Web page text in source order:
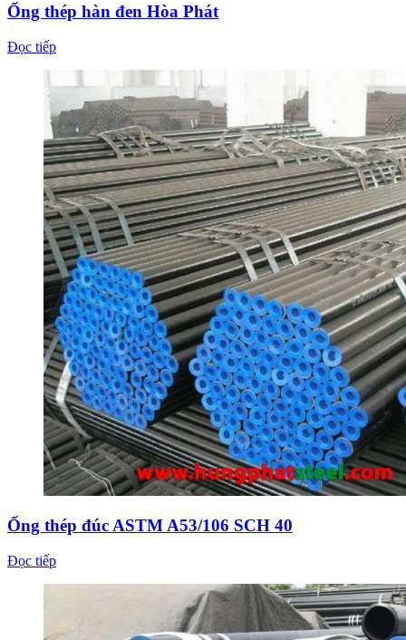
Ống thép hàn đen Hòa Phát
Đọc tiếp
Ống thép đúc ASTM A53/106 SCH 40
Đọc tiếp